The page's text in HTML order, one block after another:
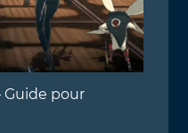
Guide pour